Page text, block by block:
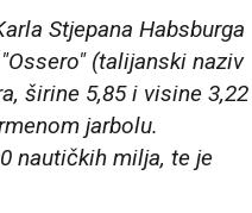
Stjepana Habsburga
(talijanski naziv
širine 5,85 i visine 3,22
jarbolu.
nautičkih milja, te je